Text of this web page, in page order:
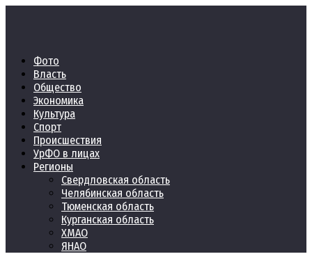
Фото
Власть
Общество
Экономика
Культура
Спорт
Происшествия
УрФО в лицах
Регионы
Свердловская область
Челябинская область
Тюменская область
Курганская область
ХМАО
ЯНАО